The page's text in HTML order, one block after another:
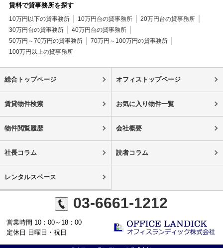
賃料で貸事務所を探す
10万円以下の貸事務所 10万円台の貸事務所
20万円台の貸事務所
30万円台の貸事務所
40万円台の貸事務所
50万円～70万円の貸事務所
70万円～100万円の貸事務所
100万円以上の貸事務所
総合トップページ オフィストップページ
賃貸物件検索 お気に入り物件一覧
物件閲覧履歴 会社概要
社長コラム 読者コラム
レンタルスペース
03-6661-1212
営業時間 10：00～18：00
定休日 日曜日・祝日